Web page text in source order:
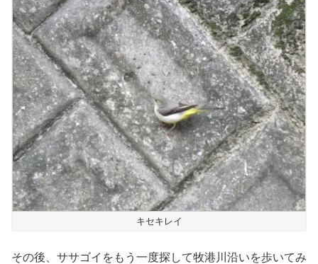
キセキレイ
その後、ササゴイをもう一度探して牧港川沿いを歩いてみ